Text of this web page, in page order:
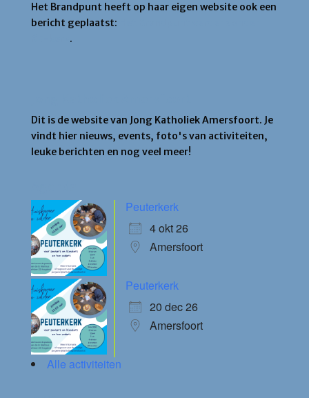
Het Brandpunt heeft op haar eigen website ook een
bericht geplaatst:
.
Dit is de website van Jong Katholiek Amersfoort. Je
vindt hier nieuws, events, foto's van activiteiten,
leuke berichten en nog veel meer!
Peuterkerk
4 okt 26
Amersfoort
Peuterkerk
20 dec 26
Amersfoort
Alle activiteiten